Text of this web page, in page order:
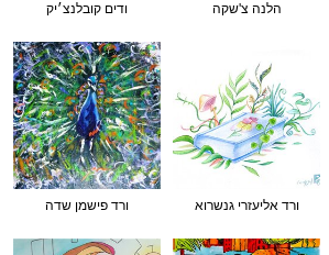
הלנה צ'שקה ודים קובלנצ׳יק
ורד אליעזרי גנשרוא ורד פישמן שדה